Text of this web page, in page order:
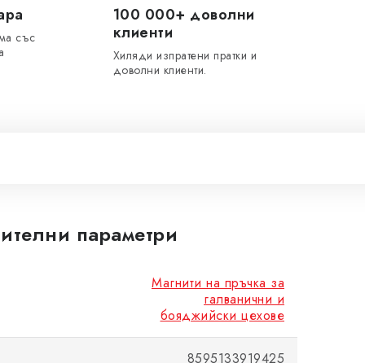
със
100 000+ доволни
клиенти
Хиляди изпратени пратки и
доволни клиенти.
параметри
Магнити на пръчка за
галванични и
бояджийски цехове
8595133919425